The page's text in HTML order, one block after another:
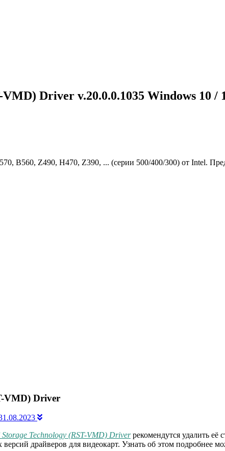
Driver v.20.0.0.1035 Windows 10 /
B560, Z490, H470, Z390, ... (серии 500/400/300) от Intel.
VMD) Driver
Technology (RST-VMD) Driverрекомендутся удалить её
драйверов для видеокарт. Узнать об этом подробнее